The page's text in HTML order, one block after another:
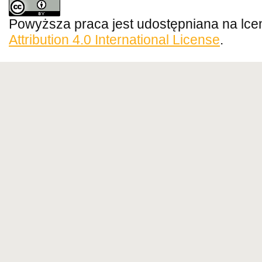
Powyższa praca jest udostępniana na
Attribution 4.0 International License.